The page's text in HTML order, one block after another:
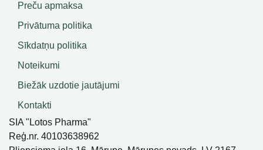
Preču apmaksa
Privātuma politika
Sīkdatņu politika
Noteikumi
Biežāk uzdotie jautājumi
Kontakti
SIA "Lotos Pharma"
Reģ.nr. 40103638962